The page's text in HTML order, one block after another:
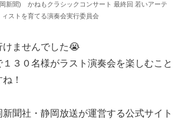
新聞) かねもクラシックコンサート 最終回 若いアーテ
ィストを育てる演奏会実行委員会
けませんでした😭
３０名様がラスト演奏会を楽しむこと
！
新聞社・静岡放送が運営する公式サイト